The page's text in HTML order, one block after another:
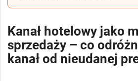
Kanał hotelowy jako
sprzedaży – co
kanał od nieudanej